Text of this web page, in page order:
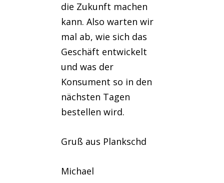
die Zukunft machen
kann. Also warten wir
mal ab, wie sich das
Geschäft entwickelt
und was der
Konsument so in den
nächsten Tagen
bestellen wird.
Gruß aus Plankschd
Michael